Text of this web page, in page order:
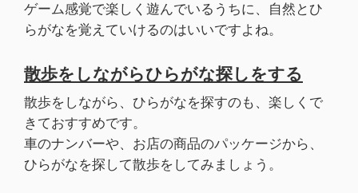
ゲーム感覚で楽しく遊んでいるうちに、自然とひ
らがなを覚えていけるのはいいですよね。
散歩をしながらひらがな探しをする
散歩をしながら、ひらがなを探すのも、楽しくで
きておすすめです。
車のナンバーや、お店の商品のパッケージから、
ひらがなを探して散歩をしてみましょう。